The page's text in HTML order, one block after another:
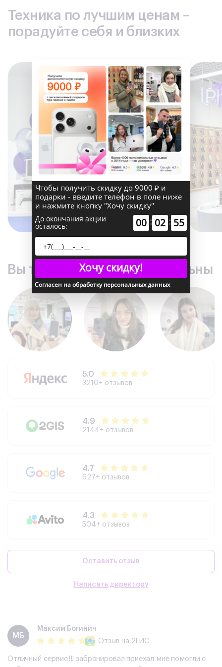
Цвет: Красный
Техника по лучшим ценам –
порадуйте себя и близких
Вы точно останетесь довольны
5.0
3210+ отзывов
4.9
2144+ отзывов
4.7
627+ отзывов
4.3
504+ отзывов
Оставить отзыв
Написать директору
МБ
Максим Богинич
Отзыв на 2ГИС
Отличный сервис!!! забронировал приехал мне помогли с
×
Чтобы получить скидку до 9000 ₽ и
подарки - введите телефон в поле ниже
и нажмите кнопку "Хочу скидку"
До окончания акции
осталось: 00 : 02 : 54
Хочу скидку!
Согласен на обработку персональных данных